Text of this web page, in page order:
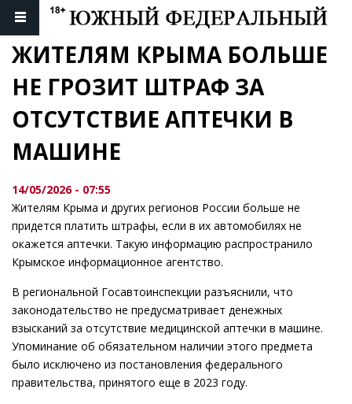
ЖИТЕЛЯМ КРЫМА БОЛЬШЕ
НЕ ГРОЗИТ ШТРАФ ЗА
ОТСУТСТВИЕ АПТЕЧКИ В
МАШИНЕ
14/05/2026 - 07:55
Жителям Крыма и других регионов России больше не
придется платить штрафы, если в их автомобилях не
окажется аптечки. Такую информацию распространило
Крымское информационное агентство.
В региональной Госавтоинспекции разъяснили, что
законодательство не предусматривает денежных
взысканий за отсутствие медицинской аптечки в машине.
Упоминание об обязательном наличии этого предмета
было исключено из постановления федерального
правительства, принятого еще в 2023 году.